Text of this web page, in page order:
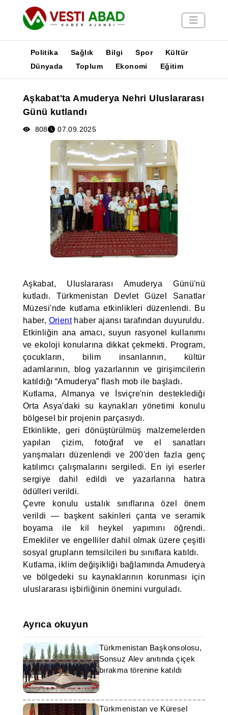
Yayınlar
Medya
Poster
Politika Sağlık Bilgi Spor
Kültür
Dünyada
Toplum Ekonomi Eğitim
Aşkabat'ta Amuderya Nehri Uluslararası
Günü kutlandı
808 07.09.2025
Aşkabat, Uluslararası Amuderya Günü'nü
kutladı. Türkmenistan Devlet Güzel Sanatlar
Müzesi'nde kutlama etkinlikleri düzenlendi. Bu
haber, Orienthaber ajansı tarafından duyuruldu.
Etkinliğin ana amacı, suyun rasyonel kullanımı
ve ekoloji konularına dikkat çekmekti. Program,
çocukların, bilim insanlarının, kültür
adamlarının, blog yazarlarının ve girişimcilerin
katıldığı “Amuderya” flash mob ile başladı.
Kutlama, Almanya ve İsviçre'nin desteklediği
Orta Asya'daki su kaynakları yönetimi konulu
bölgesel bir projenin parçasıydı.
Etkinlikte, geri dönüştürülmüş malzemelerden
yapılan çizim, fotoğraf ve el sanatları
yarışmaları düzenlendi ve 200'den fazla genç
katılımcı çalışmalarını sergiledi. En iyi eserler
sergiye dahil edildi ve yazarlarına hatıra
ödülleri verildi.
Çevre konulu ustalık sınıflarına özel önem
verildi — başkent sakinleri çanta ve seramik
boyama ile kil heykel yapımını öğrendi.
Emekliler ve engelliler dahil olmak üzere çeşitli
sosyal grupların temsilcileri bu sınıflara katıldı.
Kutlama, iklim değişikliği bağlamında Amuderya
ve bölgedeki su kaynaklarının korunması için
uluslararası işbirliğinin önemini vurguladı.
Ayrıca okuyun
Türkmenistan Başkonsolosu,
Sonsuz Alev anıtında çiçek
bırakma törenine katıldı
Türkmenistan ve Küresel